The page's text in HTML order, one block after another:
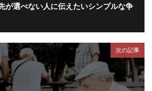
が選べない人に伝えたいシンプルな争
次の記事